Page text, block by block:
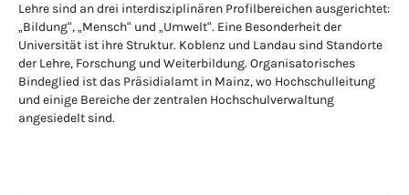
Lehre sind an drei interdisziplinären Profilbereichen ausgerichtet:
„Bildung“, „Mensch“ und „Umwelt“. Eine Besonderheit der
Universität ist ihre Struktur. Koblenz und Landau sind Standorte
der Lehre, Forschung und Weiterbildung. Organisatorisches
Bindeglied ist das Präsidialamt in Mainz, wo Hochschulleitung
und einige Bereiche der zentralen Hochschulverwaltung
angesiedelt sind.